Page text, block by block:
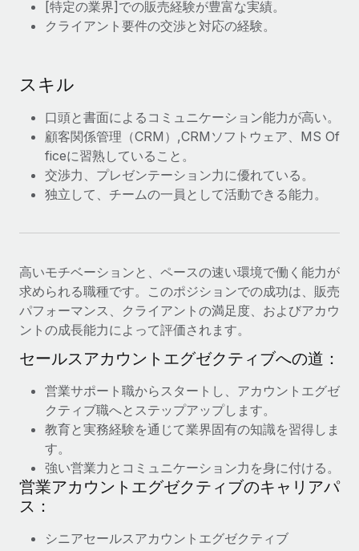
従業員の福利厚生を簡単に管理
Remoteの使命は、世界のどこにいても、あらゆる規模の企業が
業務に最適な人材を採用し、管理し、給与を支給できるようにす
ることです。この数週間で、新しい統合、機能、改良点をリリー
スしました。...
詳細を見る
給与, 賃金は詐欺の特に魅力的な標的です。多額の資金がシステ
ム間で頻繁に移動しているためです。このため、自社のビジネス
を保護することは極めて重要です。...
詳細を見る
[特定の業界]での販売経験が豊富な実績。
クライアント要件の交渉と対応の経験。
スキル
口頭と書面によるコミュニケーション能力が高い。
顧客関係管理（CRM）,CRMソフトウェア、MS Of
ficeに習熟していること。
交渉力、プレゼンテーション力に優れている。
独立して、チームの一員として活動できる能力。
高いモチベーションと、ペースの速い環境で働く能力が
求められる職種です。このポジションでの成功は、販売
パフォーマンス、クライアントの満足度、およびアカウ
ントの成長能力によって評価されます。
セールスアカウントエグゼクティブへの道：
営業サポート職からスタートし、アカウントエグゼ
クティブ職へとステップアップします。
教育と実務経験を通じて業界固有の知識を習得しま
す。
強い営業力とコミュニケーション力を身に付ける。
営業アカウントエグゼクティブのキャリアパ
ス：
シニアセールスアカウントエグゼクティブ